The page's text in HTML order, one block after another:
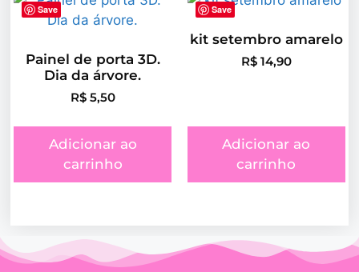
Save
Painel de porta 3D.
Dia da árvore.
R$5,50
Adicionar ao
carrinho
Save
kit setembro amarelo
R$14,90
Adicionar ao
carrinho